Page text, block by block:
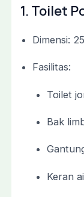
1. Toilet
Dimensi:
Fasilitas:
Toilet
Bak
Keran